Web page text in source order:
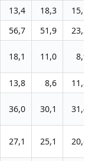
13,4 18,3
15,5
56,7 51,9
23,3
18,1 11,0 8,9
13,8 8,6
11,8
36,0 30,1 31,4
27,1 25,1 20,6